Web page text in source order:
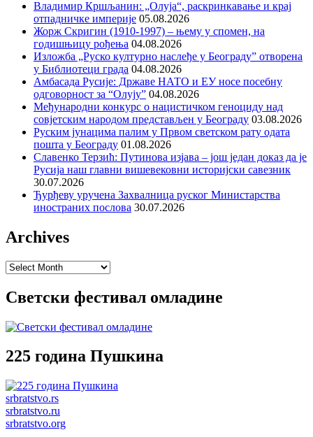
Владимир Кршљанин: „Олуја“, раскринкавање и крај
отпадничке империје 05.08.2026
Жорж Скригин (1910-1997) – њему у спомен, на
годишњицу рођења 04.08.2026
Изложба „Руско културно наслеђе у Београду” отворена
у Библиотеци града 04.08.2026
Амбасада Русије: Државе НАТО и ЕУ носе посебну
одговорност за “Олују” 04.08.2026
Међународни конкурс о нацистичком геноциду над
совјетским народом представљен у Београду 03.08.2026
Руским јунацима палим у Првом светском рату одата
пошта у Београду 01.08.2026
Славенко Терзић: Путинова изјава – још један доказ да је
Русија наш главни вишевековни историјски савезник
30.07.2026
Ђурђеву уручена Захвалница руског Министарства
иностраних послова 30.07.2026
Archives
Archives
Светски фестивал омладине
225 година Пушкина
srbratstvo.rs
srbratstvo.ru
srbratstvo.org